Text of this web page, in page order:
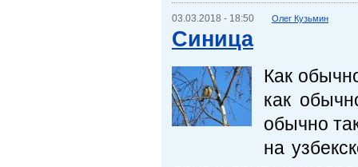
03.03.2018 - 18:50 Олег Кузьмин
Синица
Как
как
обычно
на